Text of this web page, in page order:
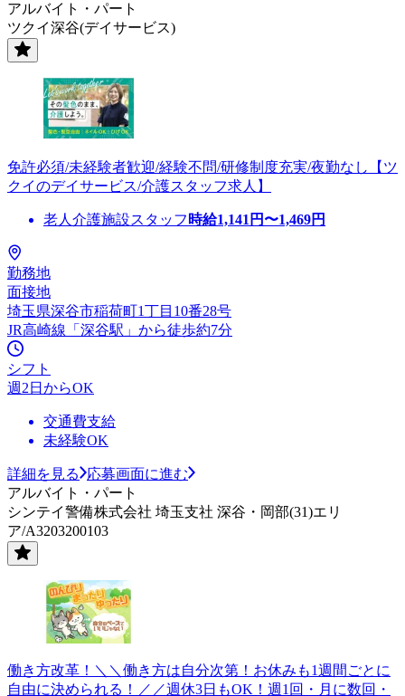
アルバイト・パート
ツクイ深谷(デイサービス)
免許必須/未経験者歓迎/経験不問/研修制度充実/夜勤なし【ツ
クイのデイサービス/介護スタッフ求人】
老人介護施設スタッフ 時給1,141 円〜1,469円
勤務地
面接地
埼玉県深谷市稲荷町1丁目10番28号
JR高崎線「深谷駅」から徒歩約7分
シフト
週2日からOK
交通費支給
未経験OK
詳細を見る
応募画面に進む
アルバイト・パート
シンテイ警備株式会社 埼玉支社 深谷・岡部(31)エリ
ア/A3203200103
働き方改革！＼＼働き方は自分次第！お休みも1週間ごとに
自由に決められる！／／週休3日もOK！週1回・月に数回・